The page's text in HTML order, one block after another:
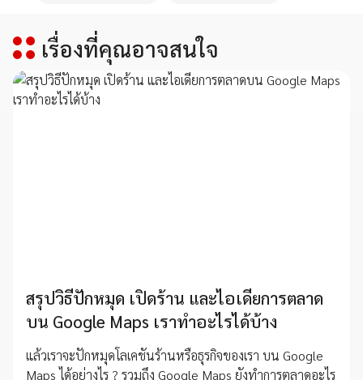
เรื่องที่คุณอาจสนใจ
สรุปวิธีปักหมุด เปิดร้าน และไอเดียการตลาด
บน Google Maps เราทำอะไรได้บ้าง
แล้วเราจะปักหมุดโลเคชันร้านหรือธุรกิจของเรา บน Google
Maps ได้อย่างไร ? รวมถึง Google Maps ยังทำการตลาดอะไร